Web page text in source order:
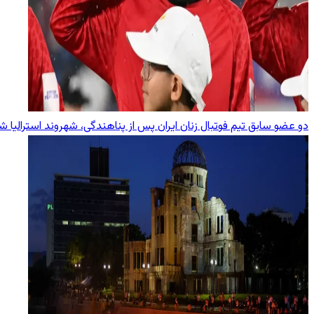
دو عضو سابق تیم فوتبال زنان ایران پس از پناهندگی، شهروند استرالیا